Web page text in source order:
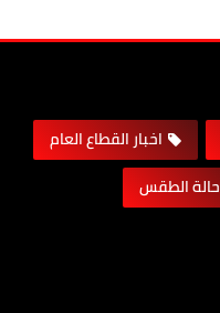
اخبار القطاع العام
حالة الطقس